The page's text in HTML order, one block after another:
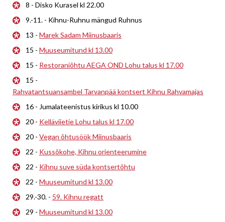
8 - Disko Kurasel kl 22.00
9.-11. - Kihnu-Ruhnu mängud Ruhnus
13 - Marek Sadam Miinusbaaris
15 - Muuseumitund kl 13.00
15 - Restoraniõhtu AEGA OND Lohu talus kl 17.00
15 -
Rahvatantsuansambel Tarvanpää kontsert Kihnu Rahvamajas
16 - Jumalateenistus kirikus kl 10.00
20 - Kelläviietie Lohu talus kl 17.00
20 - Vegan õhtusöök Miinusbaaris
22 - Kussõkohe, Kihnu orienteerumine
22 - Kihnu suve süda kontsertõhtu
22 - Muuseumitund kl 13.00
29.-30. - 59. Kihnu regatt
29 - Muuseumitund kl 13.00